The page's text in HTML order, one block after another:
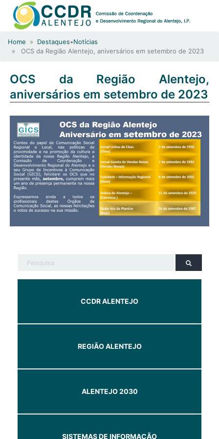
Home » Destaques•Notícias
» OCS da Região Alentejo, aniversários em setembro de 2023
OCS da Região Alentejo,
aniversários em setembro de 2023
CCDR ALENTEJO
REGIÃO ALENTEJO
ALENTEJO 2030
SISTEMAS DE INFORMAÇÃO